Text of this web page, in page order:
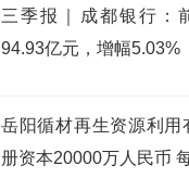
三季报｜成都银行：
94.93亿元，增幅5.03%
岳阳循材再生资源利用
册资本20000万人民币